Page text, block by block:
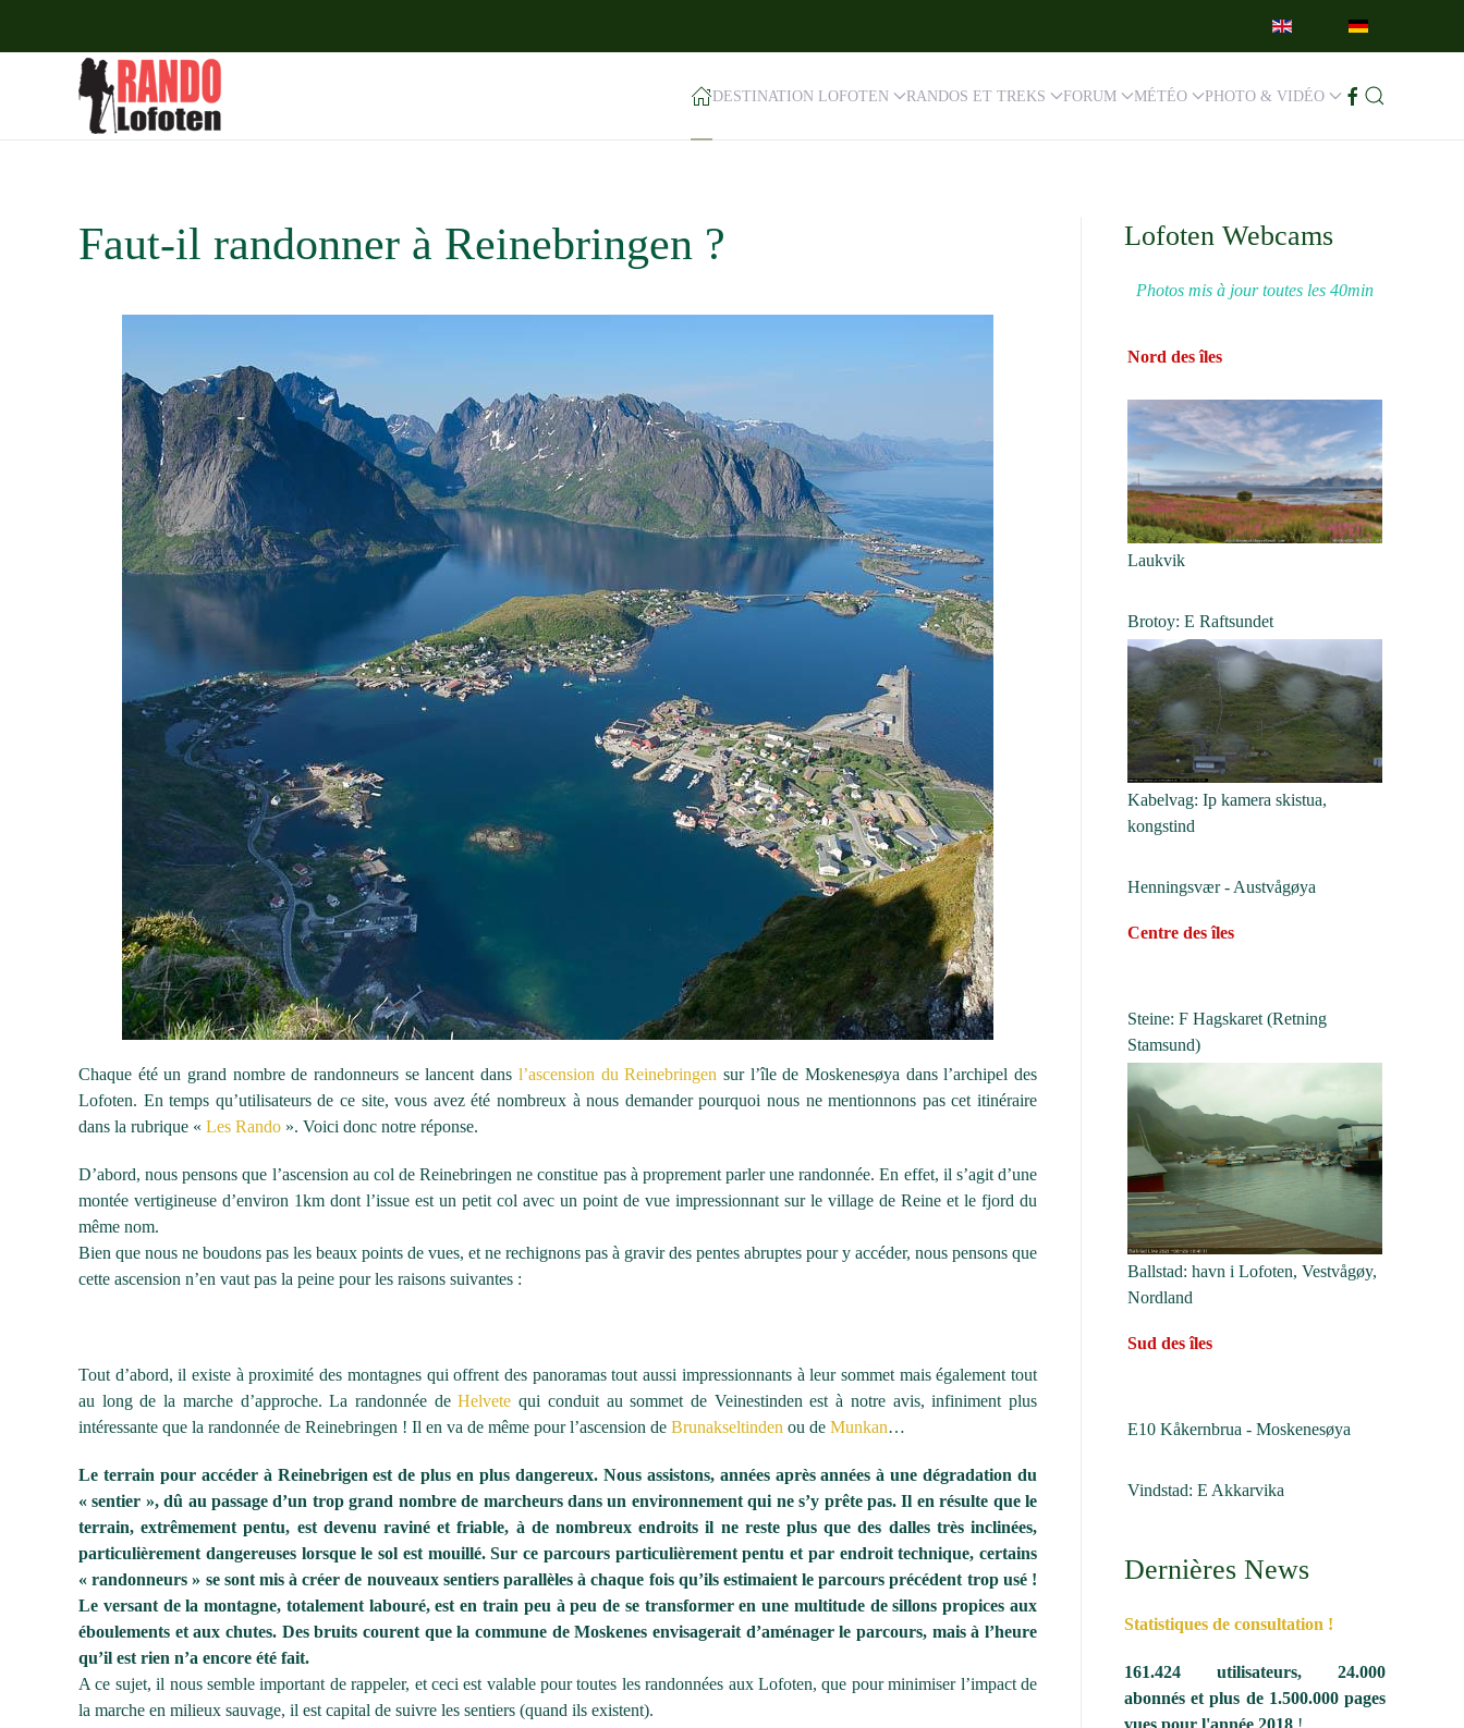
Accéder au contenu principal
DESTINATION LOFOTEN RANDOS ET TREKS FORUM MÉTÉO PHOTO & VIDÉO
Faut-il randonner à Reinebringen ?
Chaque été un grand nombre de randonneurs se lancent dans l’ascension du Reinebringen sur l’île de Moskenesøya dans l’archipel des
Lofoten. En temps qu’utilisateurs de ce site, vous avez été nombreux à nous demander pourquoi nous ne mentionnons pas cet itinéraire
dans la rubrique « Les Rando ». Voici donc notre réponse.
D’abord, nous pensons que l’ascension au col de Reinebringen ne constitue pas à proprement parler une randonnée. En effet, il s’agit d’une
montée vertigineuse d’environ 1km dont l’issue est un petit col avec un point de vue impressionnant sur le village de Reine et le fjord du
même nom.
Bien que nous ne boudons pas les beaux points de vues, et ne rechignons pas à gravir des pentes abruptes pour y accéder, nous pensons que
cette ascension n’en vaut pas la peine pour les raisons suivantes :
Tout d’abord, il existe à proximité des montagnes qui offrent des panoramas tout aussi impressionnants à leur sommet mais également tout
au long de la marche d’approche. La randonnée deHelvete qui conduit au sommet de Veinestinden est à notre avis, infiniment plus
intéressante que la randonnée de Reinebringen ! Il en va de même pour l’ascension de Brunakseltinden ou de Munkan…
Le terrain pour accéder à Reinebrigen est de plus en plus dangereux. Nous assistons, années après années à une dégradation du
« sentier », dû au passage d’un trop grand nombre de marcheurs dans un environnement qui ne s’y prête pas. Il en résulte que le
terrain, extrêmement pentu, est devenu raviné et friable, à de nombreux endroits il ne reste plus que des dalles très inclinées,
particulièrement dangereuses lorsque le sol est mouillé. Sur ce parcours particulièrement pentu et par endroit technique, certains
« randonneurs » se sont mis à créer de nouveaux sentiers parallèles à chaque fois qu’ils estimaient le parcours précédent trop usé !
Le versant de la montagne, totalement labouré, est en train peu à peu de se transformer en une multitude de sillons propices aux
éboulements et aux chutes. Des bruits courent que la commune de Moskenes envisagerait d’aménager le parcours, mais à l’heure
qu’il est rien n’a encore été fait.
A ce sujet, il nous semble important de rappeler, et ceci est valable pour toutes les randonnées aux Lofoten, que pour minimiser l’impact de
la marche en milieux sauvage, il est capital de suivre les sentiers (quand ils existent).
Lofoten Webcams
Photos mis à jour toutes les 40min
Nord des îles
Laukvik
Brotoy: E Raftsundet
Kabelvag: Ip kamera skistua,
kongstind
Henningsvær - Austvågøya
Centre des îles
Steine: F Hagskaret (Retning
Stamsund)
Ballstad: havn i Lofoten, Vestvågøy,
Nordland
Sud des îles
E10 Kåkernbrua - Moskenesøya
Vindstad: E Akkarvika
Dernières News
Statistiques de consultation !
161.424 utilisateurs, 24.000
abonnés et plus de 1.500.000 pages
vues pour l'année 2018 !